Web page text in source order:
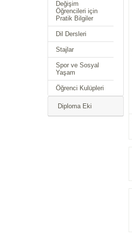
Değişim
Öğrencileri için
Pratik Bilgiler
Dil Dersleri
Stajlar
Spor ve Sosyal
Yaşam
Öğrenci Kulüpleri
Diploma Eki